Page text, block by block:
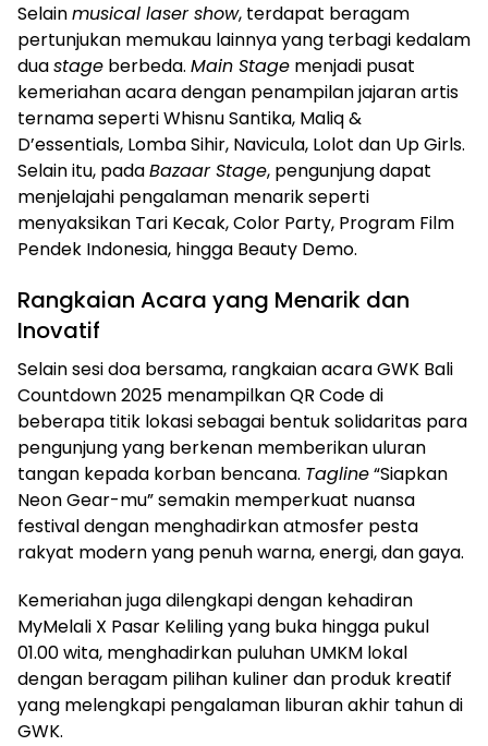
Selainmusical laser show, terdapat beragam
pertunjukan memukau lainnya yang terbagi kedalam
duastage berbeda. Main Stage menjadi pusat
kemeriahan acara dengan penampilan jajaran artis
ternama seperti Whisnu Santika, Maliq &
D’essentials, Lomba Sihir, Navicula, Lolot dan Up Girls.
Selain itu, padaBazaar Stage, pengunjung dapat
menjelajahi pengalaman menarik seperti
menyaksikan Tari Kecak, Color Party, Program Film
Pendek Indonesia, hingga Beauty Demo.
Rangkaian Acara yang Menarik dan
Inovatif
Selain sesi doa bersama, rangkaian acara GWK Bali
Countdown 2025 menampilkan QR Code di
beberapa titik lokasi sebagai bentuk solidaritas para
pengunjung yang berkenan memberikan uluran
tangan kepada korban bencana. Tagline“Siapkan
Neon Gear-mu” semakin memperkuat nuansa
festival dengan menghadirkan atmosfer pesta
rakyat modern yang penuh warna, energi, dan gaya.
Kemeriahan juga dilengkapi dengan kehadiran
MyMelali X Pasar Keliling yang buka hingga pukul
01.00 wita, menghadirkan puluhan UMKM lokal
dengan beragam pilihan kuliner dan produk kreatif
yang melengkapi pengalaman liburan akhir tahun di
GWK.